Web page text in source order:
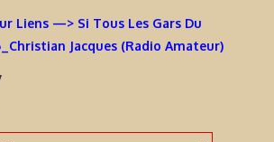
Liens —> Si Tous Les Gars Du
Jacques (Radio Amateur)